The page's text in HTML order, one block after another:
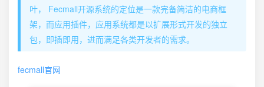
叶， Fecmall开源系统的定位是一款完备简洁的电商框
架，而应用插件，应用系统都是以扩展形式开发的独立
包，即插即用，进而满足各类开发者的需求。
fecmall官网